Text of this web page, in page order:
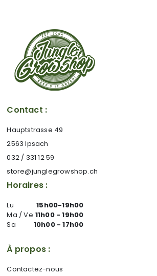
Contact :
Hauptstrasse 49
2563 Ipsach
032 / 331 12 59
store@junglegrowshop.ch
Horaires :
Lu
15h00-19h00
Ma / Ve 11h00 - 19h00
Sa
10h00 - 17h00
À propos :
Contactez-nous